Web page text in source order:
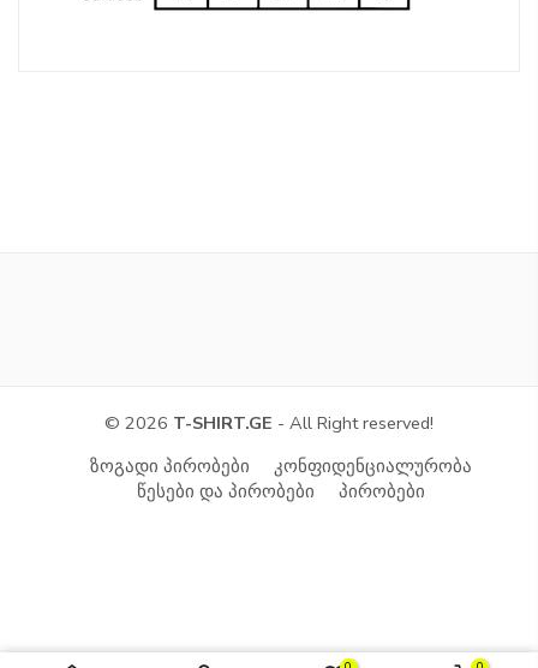
© 2026 T-SHIRT.GE - All Right reserved!
ზოგადი პირობები
კონფიდენციალურობა
წესები და პირობები
პირობები